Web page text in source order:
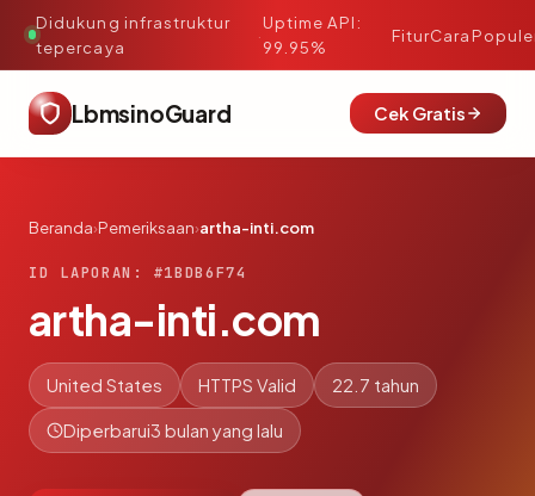
Didukung infrastruktur
tepercaya
·
Uptime API:
99.95%
FiturCara
LbmsinoGuard Cek Gratis
Beranda›Pemeriksaan›artha-inti.com
ID LAPORAN: #1BDB6F74
artha-inti.com
United States HTTPS Valid 22.7 tahun
Diperbarui3 bulan yang lalu